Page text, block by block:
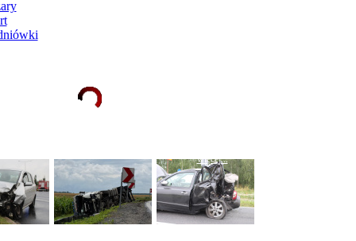
więcej...